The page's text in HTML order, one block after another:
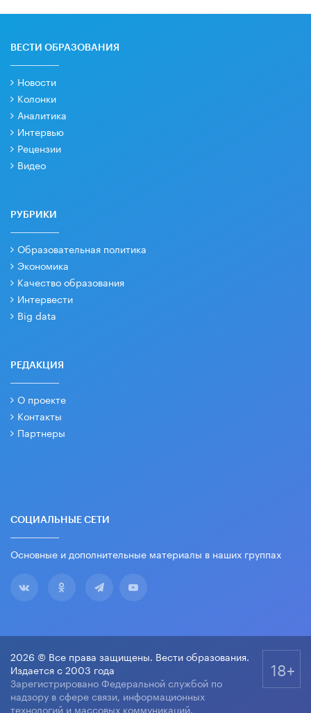
ВЕСТИ ОБРАЗОВАНИЯ
Новости
Колонки
Аналитика
Интервью
Рецензии
Видео
РУБРИКИ
Образовательная политика
Экономика
Качество образования
Интервести
Big data
РЕДАКЦИЯ
О проекте
Контакты
Партнеры
СОЦИАЛЬНЫЕ СЕТИ
Основные и дополнительные материалы в наших группах
2026 © Все права защищены. Вести образования.
Издается с 2003 года
Зарегистрировано Федеральной службой по
надзору в сфере связи, информационных
технологий и массовых коммуникаций.
18+